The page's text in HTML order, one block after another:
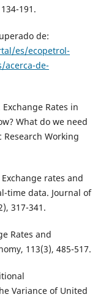
191.
de:
es/ecopetrol-
acerca-de-
Rates in
What do we need
Working
rates and
time data. Journal of
317-341.
Rates and
113(3), 485-517.
Variance of United